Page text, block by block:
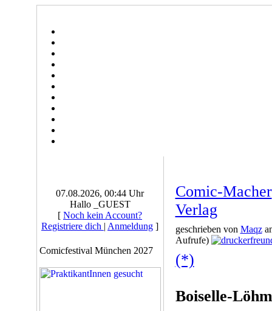
07.08.2026, 00:44 Uhr
Hallo _GUEST
[ Noch kein Account?
Registriere dich | Anmeldung ]
Comicfestival München 2027
Comic-Macher
Verlag
geschrieben von Maqz
Aufrufe)
(*)
Boiselle-